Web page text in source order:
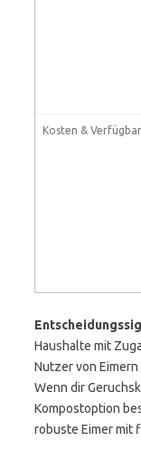
Kosten &
Haushalte mit
Nutzer von
Wenn dir
Kompostoption
robuste Eimer mit